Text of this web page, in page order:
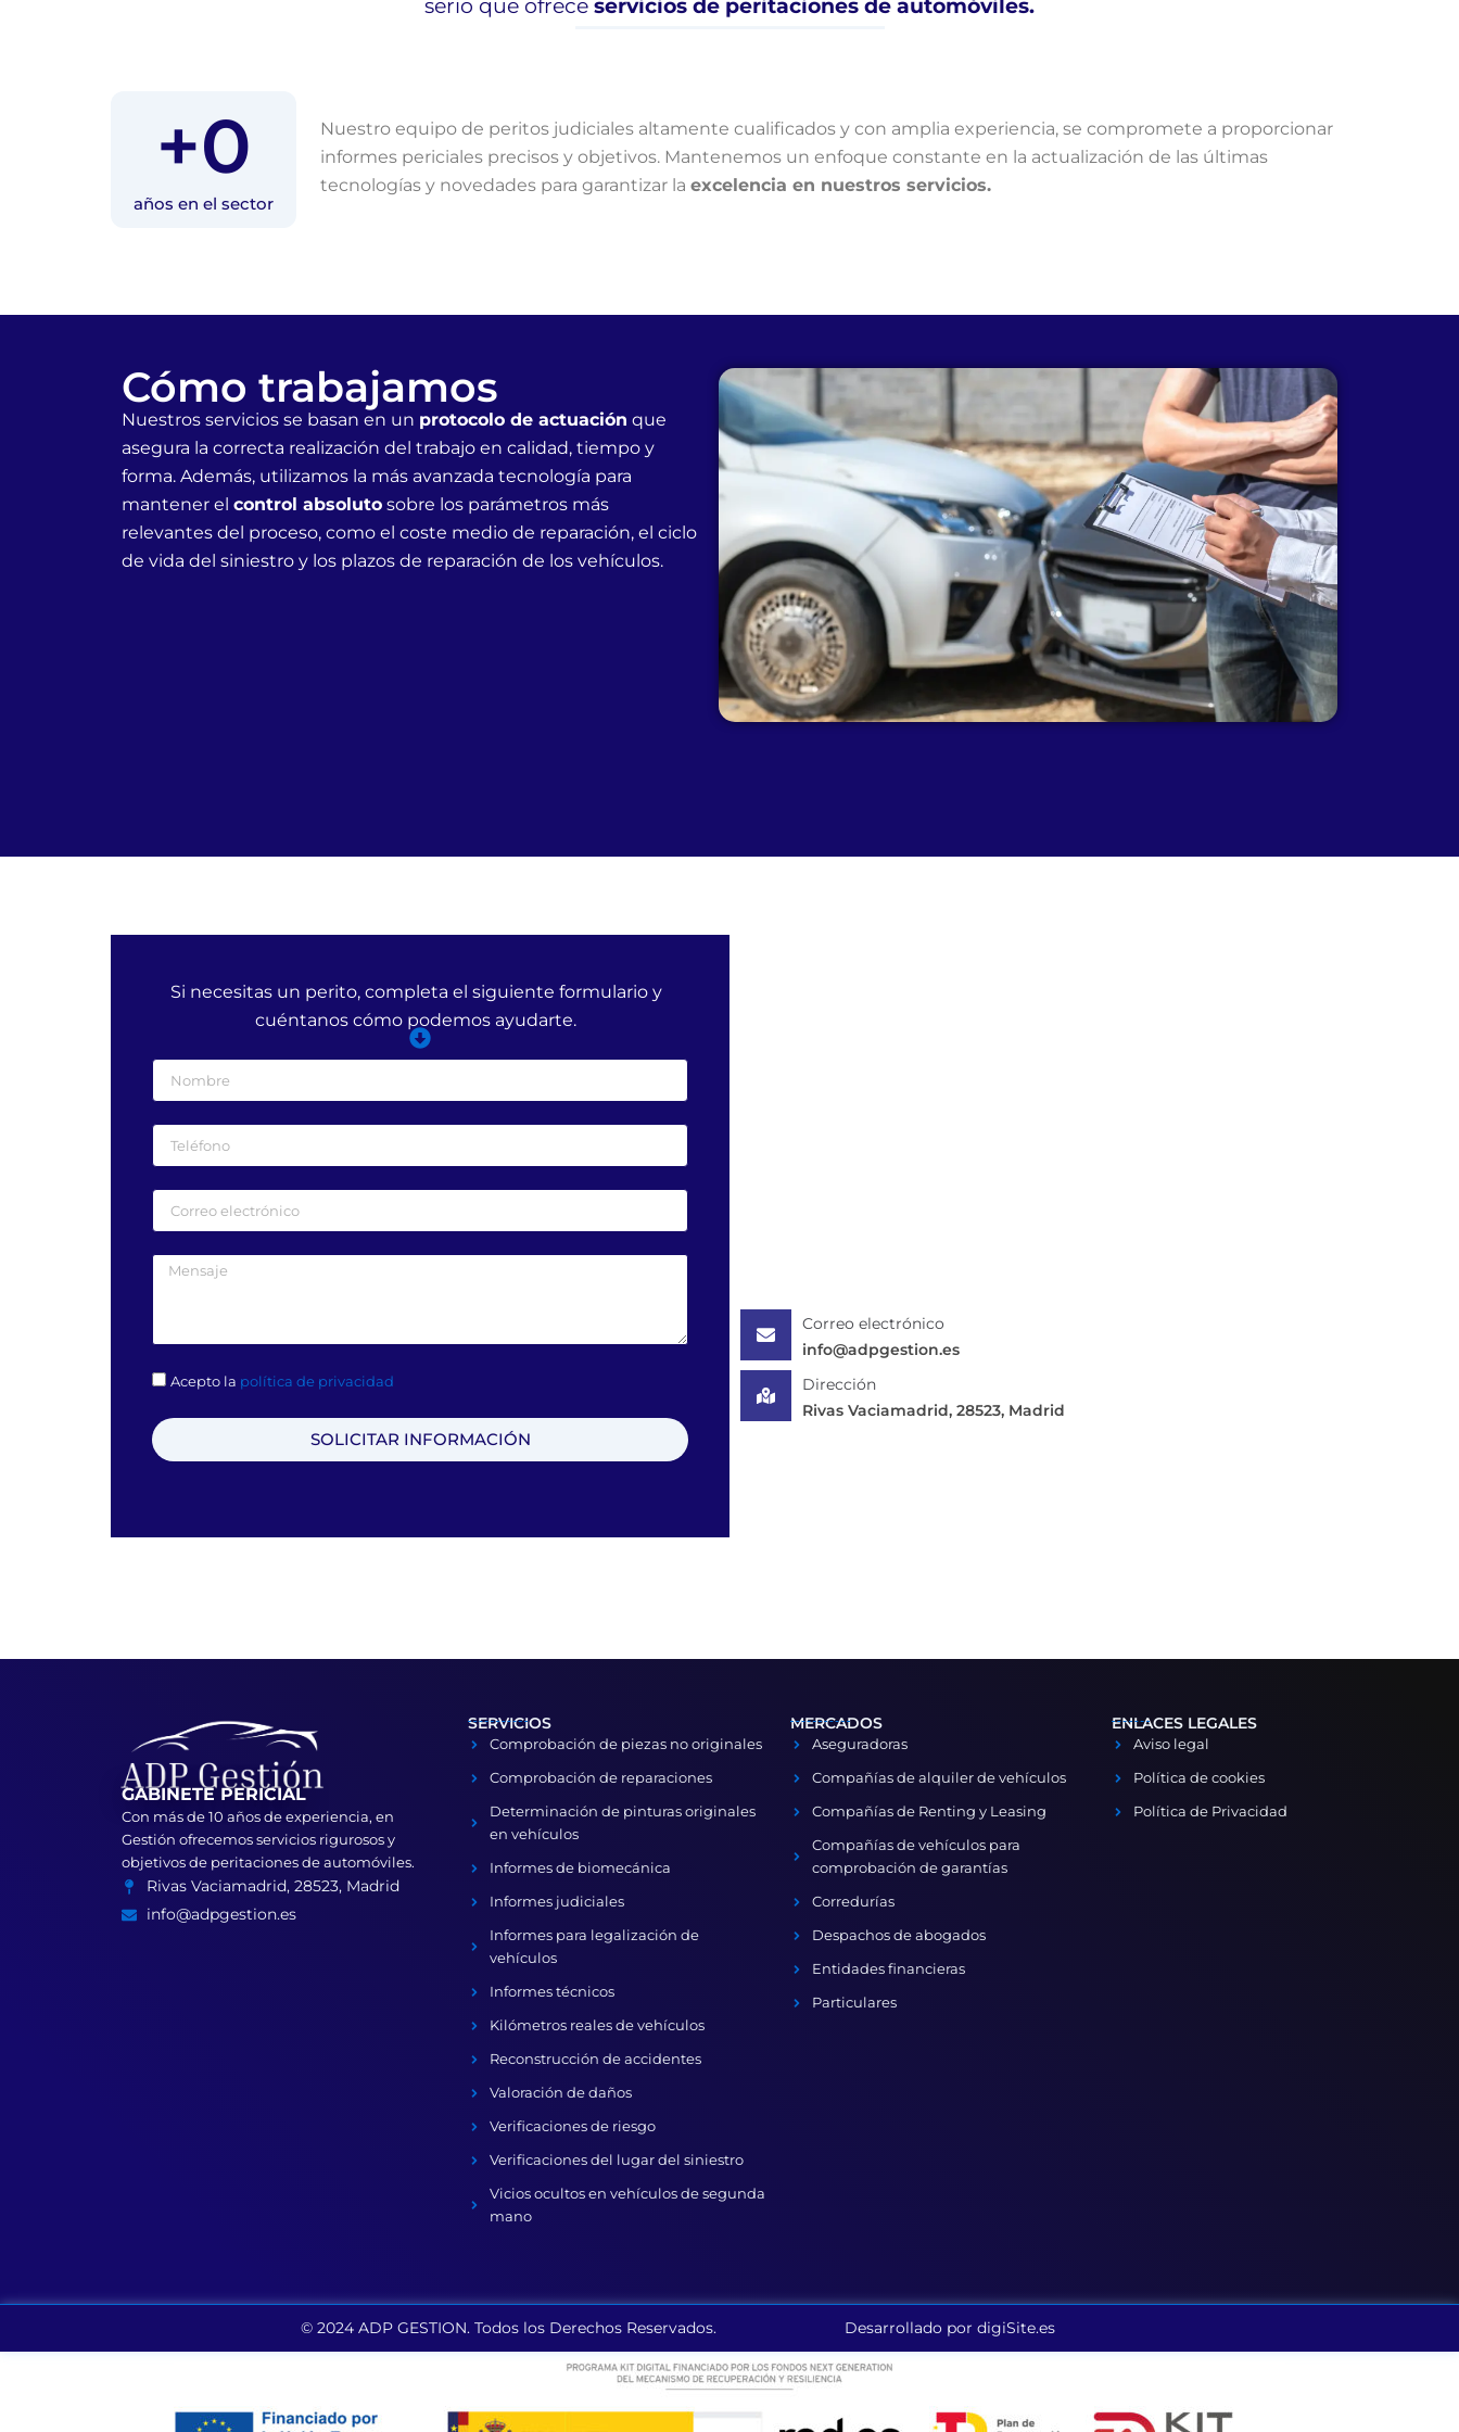
serio que ofrece servicios de peritaciones de automóviles.
años en el sector
+0
Nuestro equipo de peritos judiciales altamente cualificados y con amplia experiencia, se compromete a proporcionar
informes periciales precisos y objetivos. Mantenemos un enfoque constante en la actualización de las últimas
tecnologías y novedades para garantizar la excelencia en nuestros servicios.
Cómo trabajamos
Nuestros servicios se basan en un protocolo de actuación que
asegura la correcta realización del trabajo en calidad, tiempo y
forma. Además, utilizamos la más avanzada tecnología para
mantener el control absoluto sobre los parámetros más
relevantes del proceso, como el coste medio de reparación, el ciclo
de vida del siniestro y los plazos de reparación de los vehículos.
Si necesitas un perito, completa el siguiente formulario y
cuéntanos cómo podemos ayudarte.
Acepto la política de privacidad
SOLICITAR INFORMACIÓN
Correo electrónico
info@adpgestion.es
Dirección
Rivas Vaciamadrid, 28523, Madrid
GABINETE PERICIAL
Con más de 10 años de experiencia, en
Gestión ofrecemos servicios rigurosos y
objetivos de peritaciones de automóviles.
Rivas Vaciamadrid, 28523, Madrid
info@adpgestion.es
SERVICIOS
Comprobación de piezas no originales
Comprobación de reparaciones
Determinación de pinturas originales
en vehículos
Informes de biomecánica
Informes judiciales
Informes para legalización de
vehículos
Informes técnicos
Kilómetros reales de vehículos
Reconstrucción de accidentes
Valoración de daños
Verificaciones de riesgo
Verificaciones del lugar del siniestro
Vicios ocultos en vehículos de segunda
mano
MERCADOS
Aseguradoras
Compañías de alquiler de vehículos
Compañías de Renting y Leasing
Compañías de vehículos para
comprobación de garantías
Corredurías
Despachos de abogados
Entidades financieras
Particulares
ENLACES LEGALES
Aviso legal
Política de cookies
Política de Privacidad
© 2024 ADP GESTION. Todos los Derechos Reservados. Desarrollado por digiSite.es